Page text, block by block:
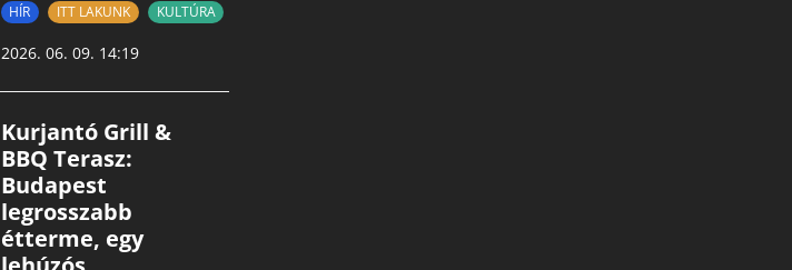
HÍR ITT LAKUNK KULTÚRA
2026. 06. 09. 14:19
Kurjantó Grill &
BBQ Terasz:
Budapest
legrosszabb
étterme, egy